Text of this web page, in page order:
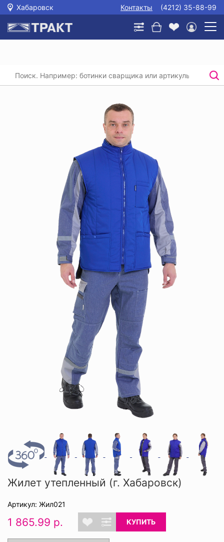
Хабаровск Контакты (4212) 35-88-99
Главная / /
Утепленные жилеты
Жилет утепленный
Жилет утепленный (г. Хабаровск)
Артикул: Жил021
1 865.99 р. КУПИТЬ